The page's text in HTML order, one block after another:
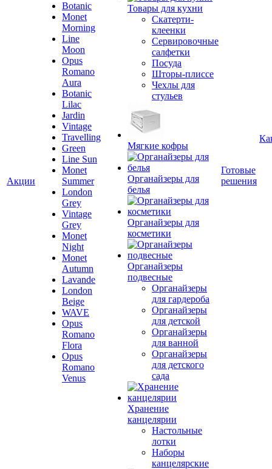
Акции
Botanic
Monet
Morning
Line
Moon
Opus
Romano
Aura
Botanic
Lilac
Jardin
Vintage
Travelling
Green
Line Sun
Monet
Summer
London
Grey
Vintage
Grey
Monet
Night
Monet
Autumn
Lavande
London
Beige
WAVE
Opus
Romano
Flora
Opus
Romano
Venus
Товары для кухни
Скатерти-
клеенки
Сервировочные
салфетки
Посуда
Шторы-плиссе
Чехлы для
стульев
Мягкие кофры
Органайзеры для
белья
Органайзеры для
косметики
Органайзеры
подвесные
Органайзеры
для гардероба
Органайзеры
для детской
Органайзеры
для ванной
Органайзеры
для детского
сада
Хранение
канцелярии
Настольные
лотки
Наборы
канцелярские
Готовые
решения